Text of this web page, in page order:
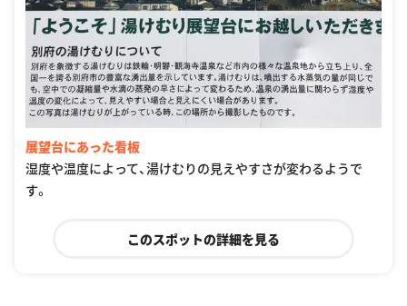
展望台にあった看板
湿度や温度によって、湯けむりの見えやすさが変わるようで
す。
このスポットの詳細を見る